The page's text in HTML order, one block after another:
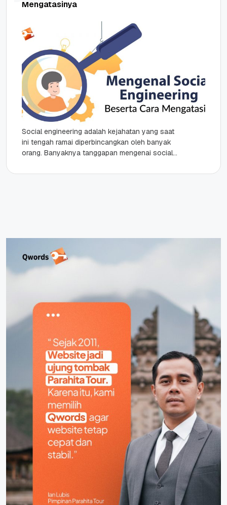
Mengatasinya
Social engineering adalah kejahatan yang saat
ini tengah ramai diperbincangkan oleh banyak
orang. Banyaknya tanggapan mengenai social
semacam ini...